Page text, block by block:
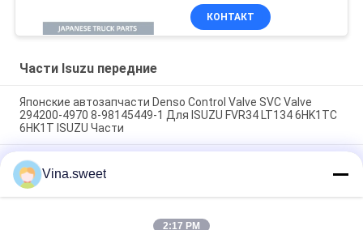
5-12111242-0
КОНТАКТ
Части Isuzu передние
Японские автозапчасти Denso Control Valve SVC Valve
294200-4970 8-98145449-1 Для ISUZU FVR34 LT134 6HK1TC
6HK1T ISUZU Части
Усилитель сцепления 70 мм 1-31800364-0 642-09008 642-
09003 Бренд SORL для японского грузовика ISUZU FVR 6HK1
Запчасти для грузовиков Isuzu
Турбокомпрессор 8-97604975-9 GT4082KLNV
Vina.sweet
2:17 PM